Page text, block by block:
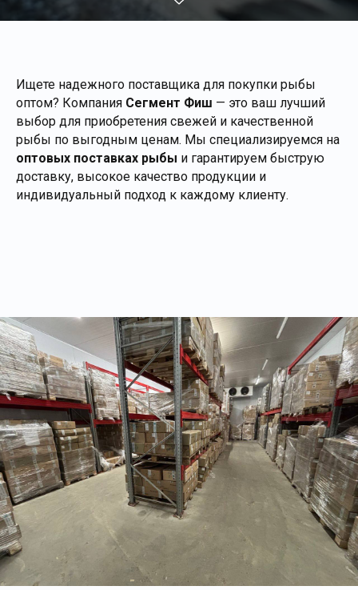
Ищете надежного поставщика для покупки рыбы
оптом? Компания Сегмент Фиш — это ваш лучший
выбор для приобретения свежей и качественной
рыбы по выгодным ценам. Мы специализируемся на
оптовых поставках рыбы и гарантируем быструю
доставку, высокое качество продукции и
индивидуальный подход к каждому клиенту.